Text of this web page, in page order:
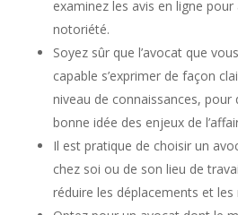
examinez les avis en ligne
notoriété.
Soyez sûr que l’avocat que
capable s’exprimer de façon
niveau de connaissances, pour
bonne idée des enjeux de
Il est pratique de choisir un
chez soi ou de son lieu de
réduire les déplacements et les